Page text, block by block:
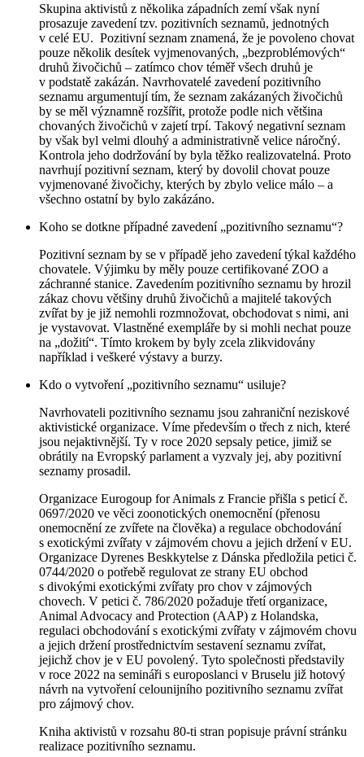
Skupina aktivistů z několika západních zemí však nyní
prosazuje zavedení tzv. pozitivních seznamů, jednotných
v celé EU. Pozitivní seznam znamená, že je povoleno chovat
pouze několik desítek vyjmenovaných, „bezproblémových“
druhů živočichů – zatímco chov téměř všech druhů je
v podstatě zakázán. Navrhovatelé zavedení pozitivního
seznamu argumentují tím, že seznam zakázaných živočichů
by se měl významně rozšířit, protože podle nich většina
chovaných živočichů v zajetí trpí. Takový negativní seznam
by však byl velmi dlouhý a administrativně velice náročný.
Kontrola jeho dodržování by byla těžko realizovatelná. Proto
navrhují pozitivní seznam, který by dovolil chovat pouze
vyjmenované živočichy, kterých by zbylo velice málo – a
všechno ostatní by bylo zakázáno.
Koho se dotkne případné zavedení „pozitivního seznamu“?
Pozitivní seznam by se v případě jeho zavedení týkal každého
chovatele. Výjimku by měly pouze certifikované ZOO a
záchranné stanice. Zavedením pozitivního seznamu by hrozil
zákaz chovu většiny druhů živočichů a majitelé takových
zvířat by je již nemohli rozmnožovat, obchodovat s nimi, ani
je vystavovat. Vlastněné exempláře by si mohli nechat pouze
na „dožití“. Tímto krokem by byly zcela zlikvidovány
například i veškeré výstavy a burzy.
Kdo o vytvoření „pozitivního seznamu“ usiluje?
Navrhovateli pozitivního seznamu jsou zahraniční neziskové
aktivistické organizace. Víme především o třech z nich, které
jsou nejaktivnější. Ty v roce 2020 sepsaly petice, jimiž se
obrátily na Evropský parlament a vyzvaly jej, aby pozitivní
seznamy prosadil.
Organizace Eurogoup for Animals z Francie přišla s peticí č.
0697/2020 ve věci zoonotických onemocnění (přenosu
onemocnění ze zvířete na člověka) a regulace obchodování
s exotickými zvířaty v zájmovém chovu a jejich držení v EU.
Organizace Dyrenes Beskkytelse z Dánska předložila petici č.
0744/2020 o potřebě regulovat ze strany EU obchod
s divokými exotickými zvířaty pro chov v zájmových
chovech. V petici č. 786/2020 požaduje třetí organizace,
Animal Advocacy and Protection (AAP) z Holandska,
regulaci obchodování s exotickými zvířaty v zájmovém chovu
a jejich držení prostřednictvím sestavení seznamu zvířat,
jejichž chov je v EU povolený. Tyto společnosti představily
v roce 2022 na semináři s europoslanci v Bruselu již hotový
návrh na vytvoření celounijního pozitivního seznamu zvířat
pro zájmový chov.
Kniha aktivistů v rozsahu 80-ti stran popisuje právní stránku
realizace pozitivního seznamu.